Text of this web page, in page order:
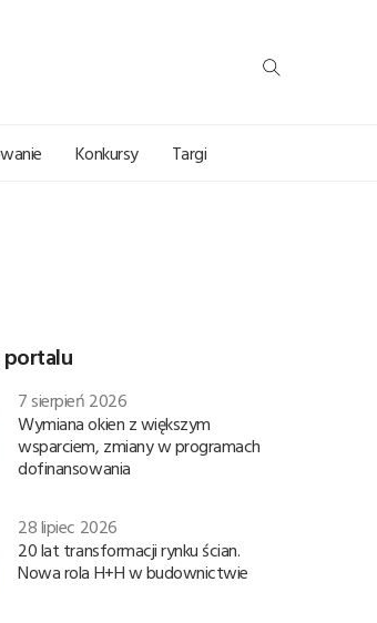
Konkursy Targi
portalu
7 sierpień 2026
Wymiana okien z większym
wsparciem, zmiany w programach
dofinansowania
28 lipiec 2026
20 lat transformacji rynku ścian.
Nowa rola H+H w budownictwie